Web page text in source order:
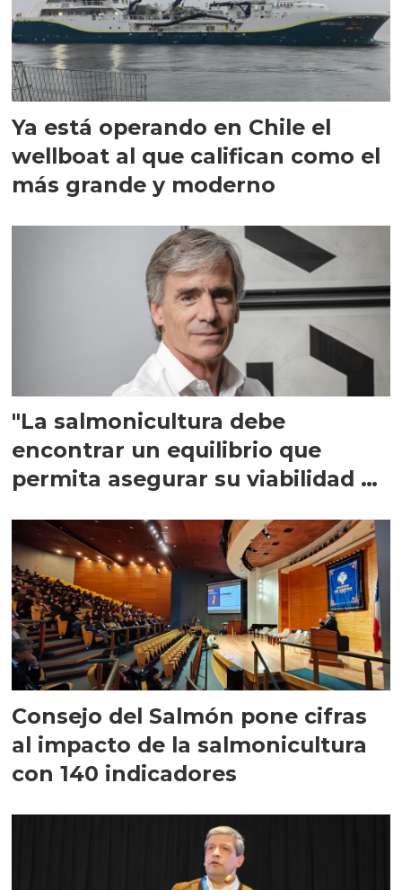
Ya está operando en Chile el
wellboat al que califican como el
más grande y moderno
"La salmonicultura debe
encontrar un equilibrio que
permita asegurar su viabilidad de
Consejo del Salmón pone cifras
al impacto de la salmonicultura
con 140 indicadores